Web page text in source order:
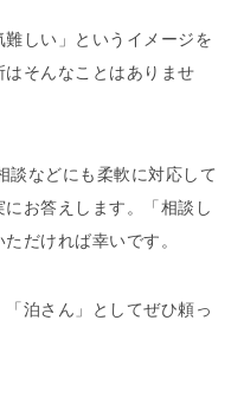
しい」というイメージを
そんなことはありませ
談などにも柔軟に対応して
お答えします。「相談し
だければ幸いです。
「泊さん」としてぜひ頼っ